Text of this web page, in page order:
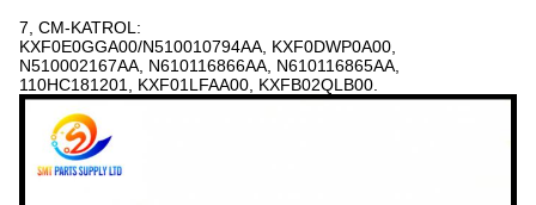
7, CM-KATROL:
KXF0E0GGA00/N510010794AA, KXF0DWP0A00,
N510002167AA, N610116866AA, N610116865AA,
110HC181201, KXF01LFAA00, KXFB02QLB00.